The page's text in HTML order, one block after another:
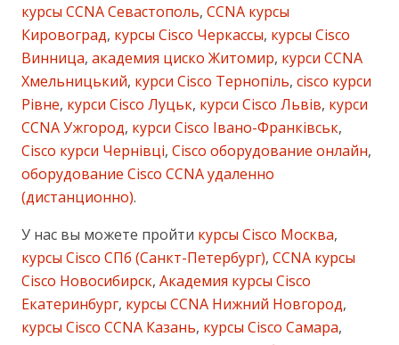
курсы CCNA Севастополь, CCNA курсы
Кировоград, курсы Cisco Черкассы, курсы Cisco
Винница, академия циско Житомир, курси CCNA
Хмельницький, курси Cisco Тернопіль, cisco курси
Рівне, курси Cisco Луцьк, курси Cisco Львів, курси
CCNA Ужгород, курси Cisco Івано-Франківськ,
Cisco курси Чернівці, Cisco оборудование онлайн,
оборудование Cisco CCNA удаленно
(дистанционно).
У нас вы можете пройти курсы Cisco Москва,
курсы Cisco СПб (Санкт-Петербург), CCNA курсы
Cisco Новосибирск, Академия курсы Cisco
Екатеринбург, курсы CCNA Нижний Новгород,
курсы Cisco CCNA Казань, курсы Cisco Самара,